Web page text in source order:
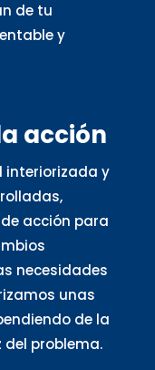
de tu
y
acción
interiorizada y
acción para
necesidades
unas
de la
problema.